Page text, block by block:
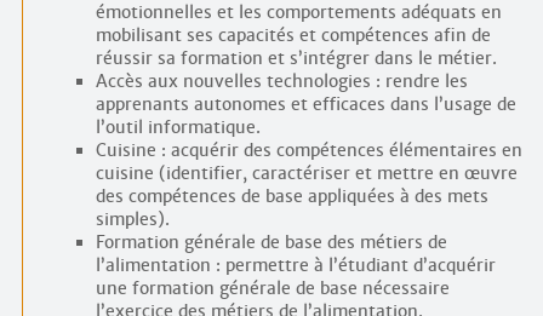
émotionnelles et les comportements adéquats en
mobilisant ses capacités et compétences afin de
réussir sa formation et s’intégrer dans le métier.
Accès aux nouvelles technologies : rendre les
apprenants autonomes et efficaces dans l’usage de
l’outil informatique.
Cuisine : acquérir des compétences élémentaires en
cuisine (identifier, caractériser et mettre en œuvre
des compétences de base appliquées à des mets
simples).
Formation générale de base des métiers de
l’alimentation : permettre à l’étudiant d’acquérir
une formation générale de base nécessaire
l’exercice des métiers de l’alimentation.